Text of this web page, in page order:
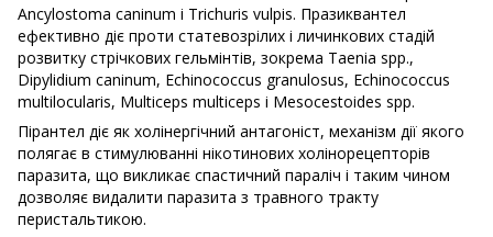
Ancylostoma caninum і Trichuris vulpis. Празиквантел
ефективно діє проти статевозрілих і личинкових стадій
розвитку стрічкових гельмінтів, зокрема Taenia spp.,
Dipylidium caninum, Echinococcus granulosus, Echinococcus
multilocularis, Multiceps multiceps і Mesocestoides spp.
Пірантел діє як холінергічний антагоніст, механізм дії якого
полягає в стимулюванні нікотинових холінорецепторів
паразита, що викликає спастичний параліч і таким чином
дозволяє видалити паразита з травного тракту
перистальтикою.